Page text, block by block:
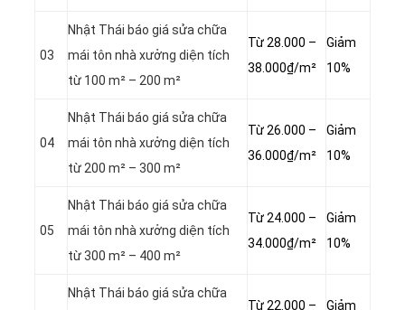
03
Nhật Thái báo giá sửa chữa
mái tôn nhà xưởng diện tích
từ 100 m² – 200 m²
Từ 28.000 –
38.000₫/m²
Giảm
10%
04
Nhật Thái báo giá sửa chữa
mái tôn nhà xưởng diện tích
từ 200 m² – 300 m²
Từ 26.000 –
36.000₫/m²
Giảm
10%
05
Nhật Thái báo giá sửa chữa
mái tôn nhà xưởng diện tích
từ 300 m² – 400 m²
Từ 24.000 –
34.000₫/m²
Giảm
10%
Nhật Thái báo giá sửa chữa
Từ 22.000 –
Giảm